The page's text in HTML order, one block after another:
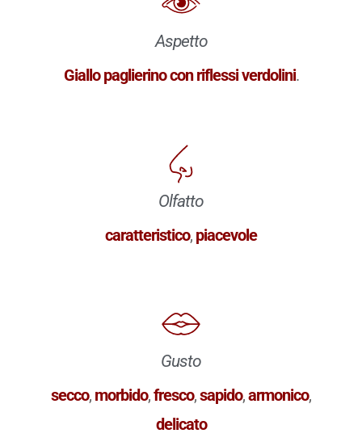
Aspetto
Giallo paglierino con riflessi verdolini.
Olfatto
caratteristico, piacevole
Gusto
secco, morbido,fresco,sapido,armonico,
delicato